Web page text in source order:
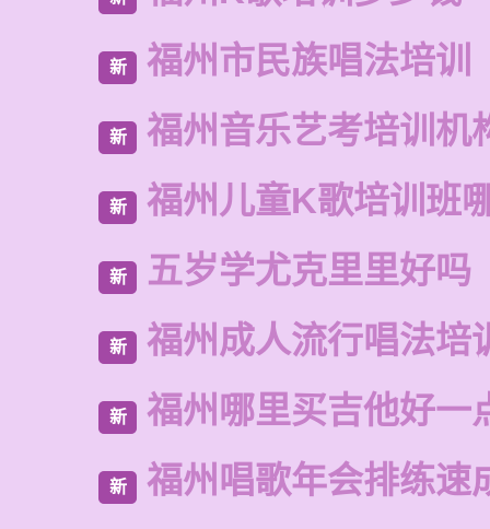
新 福州市民族唱法培训
新 福州音乐艺考培训机
新 福州儿童K歌培训班
新 五岁学尤克里里好吗
新 福州成人流行唱法培
新 福州哪里买吉他好一
新 福州唱歌年会排练速